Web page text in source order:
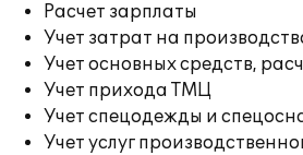
Расчет зарплаты
Учет затрат на
Учет основных средств,
Учет прихода ТМЦ
Учет спецодежды и
Учет услуг